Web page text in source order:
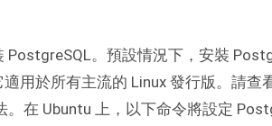
PostgreSQL。預設情況下，安裝
用於所有主流的 Linux 發行版。請查
在 Ubuntu 上，以下命令將設定